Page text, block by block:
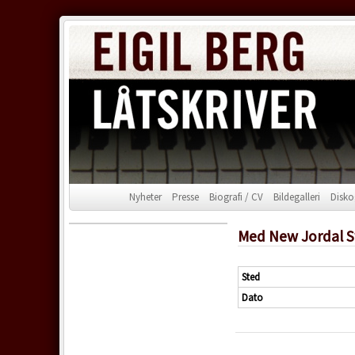
Nyheter Presse Biografi / CV Bildegalleri
Med New Jordal
Sted
Dato